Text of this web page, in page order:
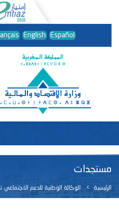
English Español
مستجدات
الرئيسية الوكالة الوطنية للدعم